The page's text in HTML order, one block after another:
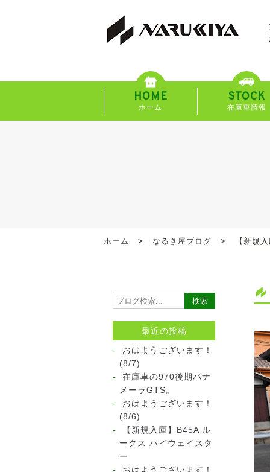
HOME
ホーム
STOCK
在庫車情報
ホーム なるき屋ブログ 【新規
最近の投稿
おはようございます！
(8/7)
在庫車の970後期パナ
メーラGTS。
おはようございます！
(8/6)
【新規入庫】B45A ル
ークス ハイウェイスタ
ー
おはようございます！